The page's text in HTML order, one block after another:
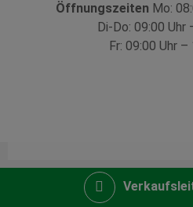
Öffnungszeiten Mo:
Di-Do: 09:00 Uhr
Fr: 09:00 Uhr –